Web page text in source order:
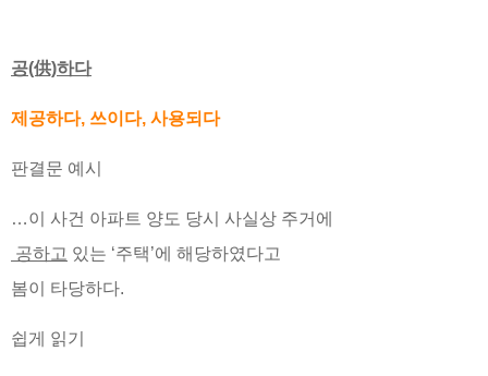
공(供)하다
제공하다, 쓰이다, 사용되다
판결문 예시
…이 사건 아파트 양도 당시 사실상 주거에
공하고 있는 ‘주택’에 해당하였다고
봄이 타당하다.
쉽게 읽기